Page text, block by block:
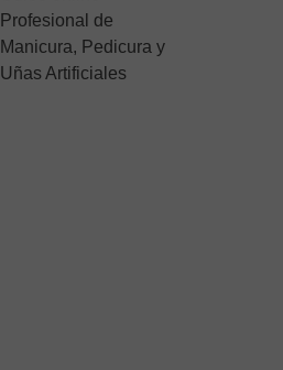
Profesional de
Manicura, Pedicura y
Uñas Artificiales